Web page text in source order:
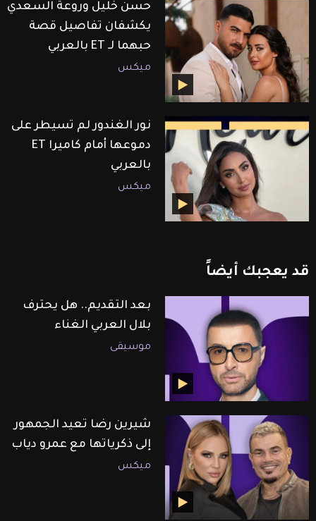
حسن خليل وروعة السعدي
يكشفان تفاصيل قصة
حبهما لـ ET بالعربي
ميكس
نور الغندور لم تسيطر على
دموعها أمام كاميرا ET
بالعربي
ميكس
قد يعجبك أيضاً
بعد التقديم.. هل يحترف
بلال العربي الغناء
موسيقى
شيرين رضا تعيد الجمهور
إلى ذكرياتها مع عمرو دياب
ميكس